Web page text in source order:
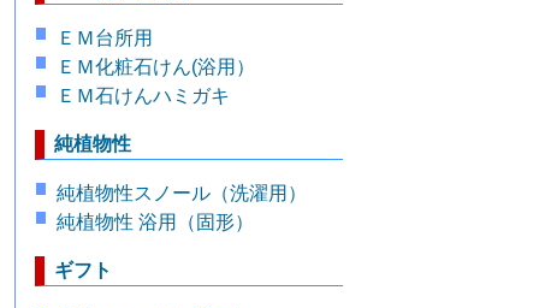
ＥＭ台所用
ＥＭ化粧石けん(浴用）
ＥＭ石けんハミガキ
純植物性
純植物性スノール（洗濯用）
純植物性 浴用（固形）
ギフト